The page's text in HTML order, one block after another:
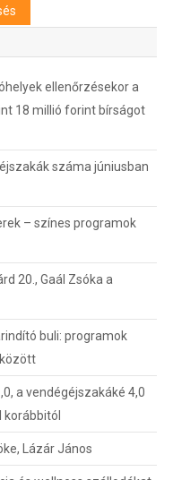
ellenőrzésekor a
18 millió forint bírságot
száma júniusban
– színes programok
20., Gaál Zsóka a
buli: programok
a vendégéjszakáké 4,0
Lázár János